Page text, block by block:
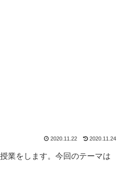
2020.11.22 2020.11.24
業をします。今回のテーマは